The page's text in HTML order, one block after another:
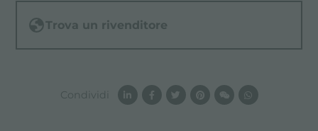
Trova un rivenditore
Condividi